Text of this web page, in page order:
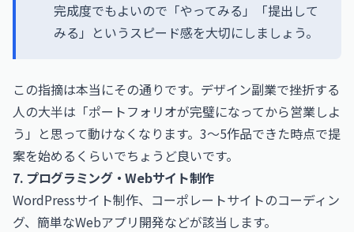
完成度でもよいので「やってみる」「提出して
みる」というスピード感を大切にしましょう。
この指摘は本当にその通りです。デザイン副業で挫折する
人の大半は「ポートフォリオが完璧になってから営業しよ
う」と思って動けなくなります。3〜5作品できた時点で提
案を始めるくらいでちょうど良いです。
7. プログラミング・Webサイト制作
WordPressサイト制作、コーポレートサイトのコーディン
グ、簡単なWebアプリ開発などが該当します。